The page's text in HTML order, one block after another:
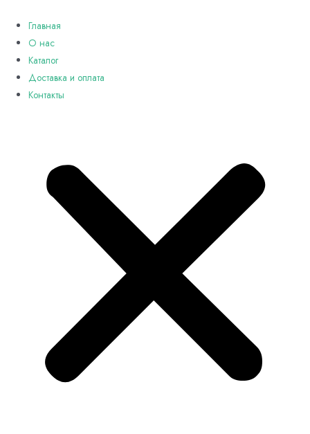
содержимому
Главная
О нас
Каталог
Доставка и оплата
Контакты